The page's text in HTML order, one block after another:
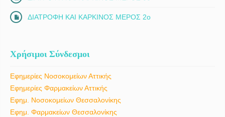
ΔΙΑΤΡΟΦΗ ΚΑΙ ΚΑΡΚΙΝΟΣ ΜΕΡΟΣ 2ο
Χρήσιμοι Σύνδεσμοι
Εφημερίες Νοσοκομείων Αττικής
Εφημερίες Φαρμακείων Αττικής
Εφημ. Νοσοκομείων Θεσσαλονίκης
Εφημ. Φαρμακείων Θεσσαλονίκης